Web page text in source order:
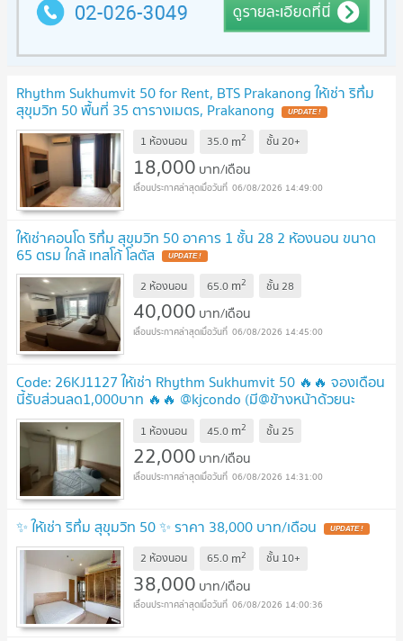
Rhythm Sukhumvit 50 for Rent, BTS Prakanong ให้เช่า ริทึ่ม
สุขุมวิท 50 พื้นที่ 35 ตารางเมตร, Prakanong UPDATE !
1 ห้องนอน 35.0 m2 ชั้น20+
18,000 บาท/เดือน
06/08/2026 14:49:00
ให้เช่าคอนโด ริทึ่ม สุขุมวิท 50 อาคาร 1 ชั้น 28 2 ห้องนอน ขนาด
65 ตรม ใกล้ เทสโก้ โลตัส UPDATE !
2 ห้องนอน 65.0 m2 ชั้น28
40,000 บาท/เดือน
06/08/2026 14:45:00
Code: 26KJ1127 ให้เช่า Rhythm Sukhumvit 50 🔥🔥 จองเดือน
นี้รับส่วนลด1,000บาท 🔥🔥 @kjcondo (มี@ข้างหน้าด้วยนะ
คะ) UPDATE !
1 ห้องนอน 45.0 m2 ชั้น25
22,000 บาท/เดือน
06/08/2026 14:31:00
✨ ให้เช่า ริทึ่ม สุขุมวิท 50 ✨ ราคา 38,000 บาท/เดือน UPDATE !
2 ห้องนอน 65.0 m2 ชั้น 10+
38,000 บาท/เดือน
06/08/2026 14:00:36